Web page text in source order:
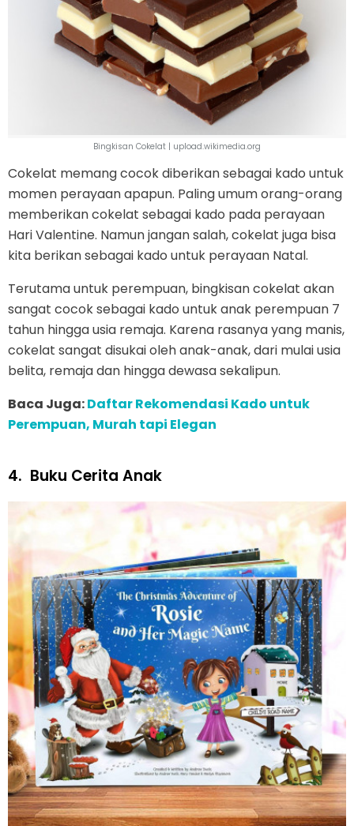
Bingkisan Cokelat | upload.wikimedia.org
Cokelat memang cocok diberikan sebagai kado untuk
momen perayaan apapun. Paling umum orang-orang
memberikan cokelat sebagai kado pada perayaan
Hari Valentine. Namun jangan salah, cokelat juga bisa
kita berikan sebagai kado untuk perayaan Natal.
Terutama untuk perempuan, bingkisan cokelat akan
sangat cocok sebagai kado untuk anak perempuan 7
tahun hingga usia remaja. Karena rasanya yang manis,
cokelat sangat disukai oleh anak-anak, dari mulai usia
belita, remaja dan hingga dewasa sekalipun.
Baca Juga:Daftar Rekomendasi Kado untuk
Perempuan, Murah tapi Elegan
4. Buku Cerita Anak